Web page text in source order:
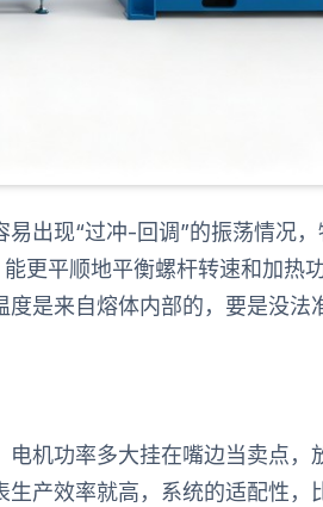
出现“过冲-回调”的振荡情况
更平顺地平衡螺杆转速和加热
是来自熔体内部的，要是没法
机功率多大挂在嘴边当卖点，
产效率就高，系统的适配性，